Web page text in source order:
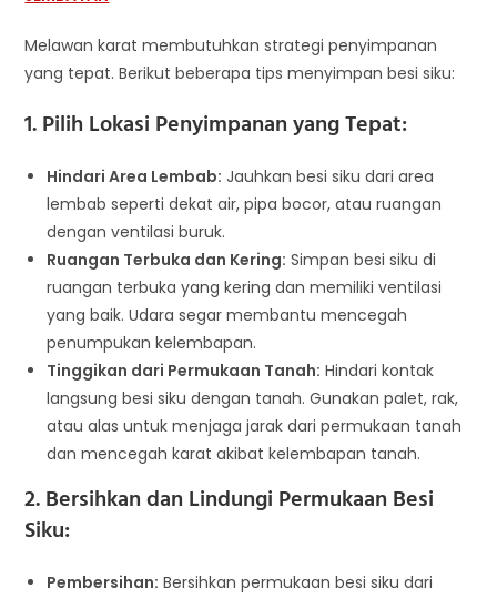
Melawan karat membutuhkan strategi penyimpanan
yang tepat. Berikut beberapa tips menyimpan besi siku:
1. Pilih Lokasi Penyimpanan yang Tepat:
Hindari Area Lembab: Jauhkan besi siku dari area
lembab seperti dekat air, pipa bocor, atau ruangan
dengan ventilasi buruk.
Ruangan Terbuka dan Kering: Simpan besi siku di
ruangan terbuka yang kering dan memiliki ventilasi
yang baik. Udara segar membantu mencegah
penumpukan kelembapan.
Tinggikan dari Permukaan Tanah: Hindari kontak
langsung besi siku dengan tanah. Gunakan palet, rak,
atau alas untuk menjaga jarak dari permukaan tanah
dan mencegah karat akibat kelembapan tanah.
2. Bersihkan dan Lindungi Permukaan Besi
Siku:
Pembersihan: Bersihkan permukaan besi siku dari